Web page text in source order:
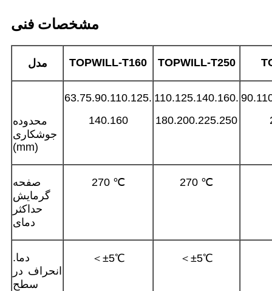
مشخصات فنی
مدل TOPWILL-T160 TOPWILL-T250
محدوده
جوشکاری
(mm)
63.75.90.110.125.
140.160
110.125.140.160.
180.200.225.250
صفحه
گرمایش
حداکثر
دمای
270 ℃ 270 ℃
دما.
انحراف در
سطح
＜±5℃ ＜±5℃